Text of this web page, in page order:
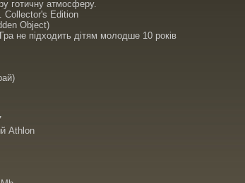
готичну атмосферу.
Collector's Edition
Object)
Гра не підходить дітям молодше 10 років
Athlon